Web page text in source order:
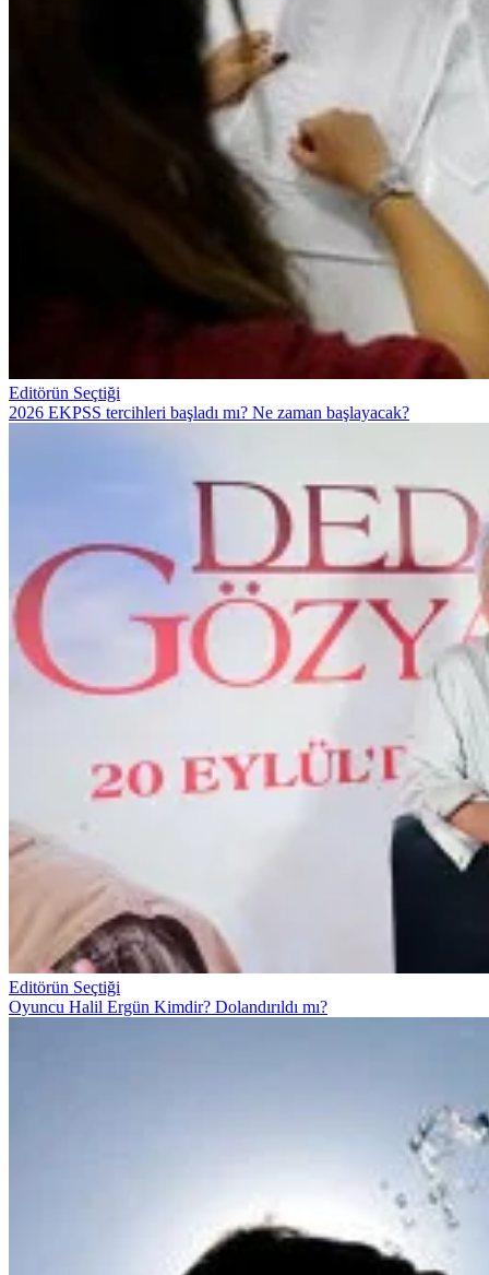
Editörün Seçtiği
2026 EKPSS tercihleri başladı mı? Ne zaman başlayacak?
Editörün Seçtiği
Oyuncu Halil Ergün Kimdir? Dolandırıldı mı?